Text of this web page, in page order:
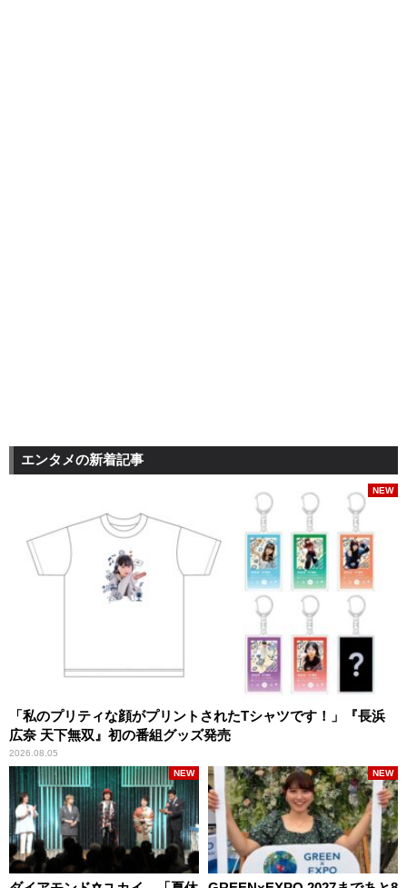
エンタメの新着記事
「私のプリティな顔がプリントされたTシャツです！」『長浜
広奈 天下無双』初の番組グッズ発売
2026.08.05
NEW
NEW NEW